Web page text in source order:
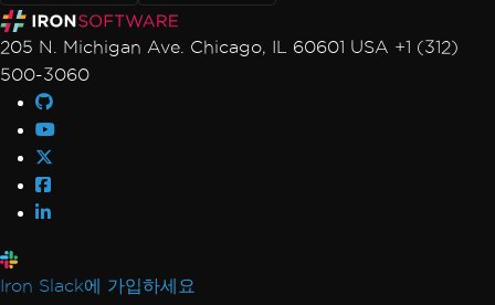
205 N. Michigan Ave. Chicago, IL 60601 USA +1 (312)
500-3060
Iron Slack에 가입하세요